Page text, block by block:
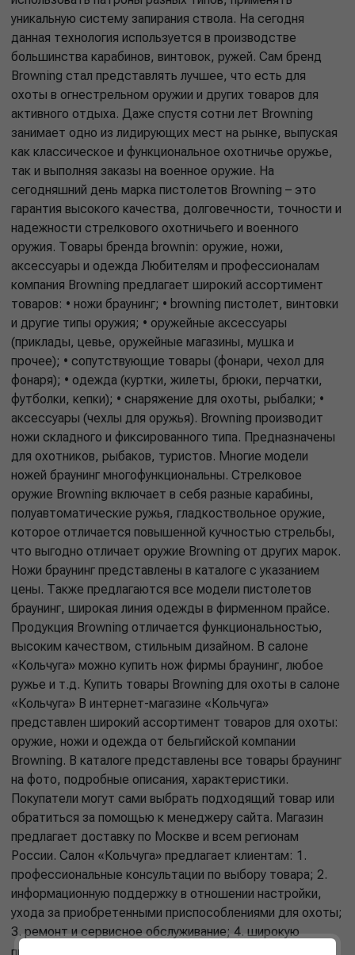
уникальную систему запирания ствола. На сегодня
данная технология используется в производстве
большинства карабинов, винтовок, ружей. Сам бренд
Browning стал представлять лучшее, что есть для
охоты в огнестрельном оружии и других товаров для
активного отдыха. Даже спустя сотни лет Browning
занимает одно из лидирующих мест на рынке, выпуская
как классическое и функциональное охотничье оружье,
так и выполняя заказы на военное оружие. На
сегодняшний день марка пистолетов Browning – это
гарантия высокого качества, долговечности, точности и
надежности стрелкового охотничьего и военного
оружия. Товары бренда brownin: оружие, ножи,
аксессуары и одежда Любителям и профессионалам
компания Browning предлагает широкий ассортимент
товаров: • ножи браунинг; • browning пистолет, винтовки
и другие типы оружия; • оружейные аксессуары
(приклады, цевье, оружейные магазины, мушка и
прочее); • сопутствующие товары (фонари, чехол для
фонаря); • одежда (куртки, жилеты, брюки, перчатки,
футболки, кепки); • снаряжение для охоты, рыбалки; •
аксессуары (чехлы для оружья). Browning производит
ножи складного и фиксированного типа. Предназначены
для охотников, рыбаков, туристов. Многие модели
ножей браунинг многофункциональны. Стрелковое
оружие Browning включает в себя разные карабины,
полуавтоматические ружья, гладкоствольное оружие,
которое отличается повышенной кучностью стрельбы,
что выгодно отличает оружие Browning от других марок.
Ножи браунинг представлены в каталоге с указанием
цены. Также предлагаются все модели пистолетов
браунинг, широкая линия одежды в фирменном прайсе.
Продукция Browning отличается функциональностью,
высоким качеством, стильным дизайном. В салоне
«Кольчуга» можно купить нож фирмы браунинг, любое
ружье и т.д. Купить товары Browning для охоты в салоне
«Кольчуга» В интернет-магазине «Кольчуга»
представлен широкий ассортимент товаров для охоты:
оружие, ножи и одежда от бельгийской компании
Browning. В каталоге представлены все товары браунинг
на фото, подробные описания, характеристики.
Покупатели могут сами выбрать подходящий товар или
обратиться за помощью к менеджеру сайта. Магазин
предлагает доставку по Москве и всем регионам
России. Салон «Кольчуга» предлагает клиентам: 1.
профессиональные консультации по выбору товара; 2.
информационную поддержку в отношении настройки,
ухода за приобретенными приспособлениями для охоты;
3. ремонт и сервисное обслуживание; 4. широкую